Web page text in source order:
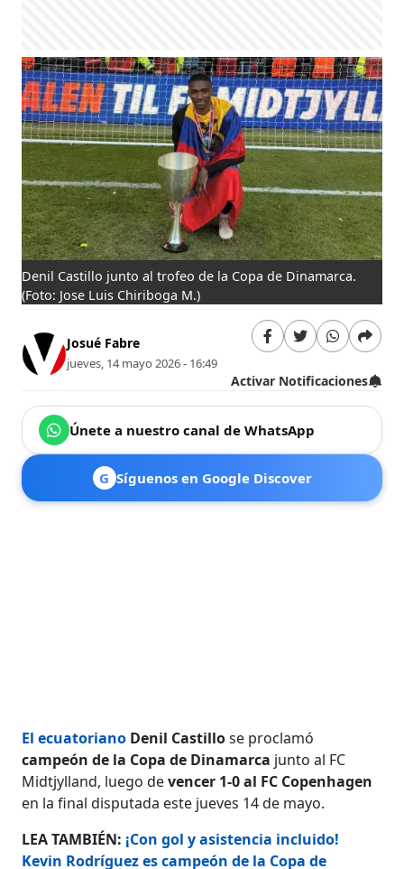
Denil Castillo junto al trofeo de la Copa de Dinamarca.
(Foto: Jose Luis Chiriboga M.)
Josué Fabre
jueves, 14 mayo 2026 - 16:49
Activar Notificaciones
Únete a nuestro canal de WhatsApp
G Síguenos en Google Discover
El ecuatoriano Denil Castillose proclamó
campeón de la Copa de Dinamarca junto al FC
Midtjylland, luego devencer 1-0 al FC Copenhagen
en la final disputada este jueves 14 de mayo.
LEA TAMBIÉN: ¡Con gol y asistencia incluido!
Kevin Rodríguez es campeón de la Copa de